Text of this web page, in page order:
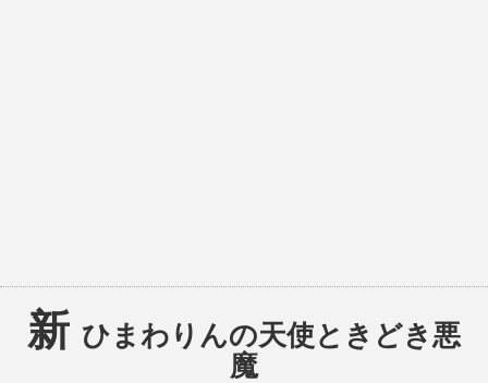
新 ひまわりんの天使ときどき悪
魔